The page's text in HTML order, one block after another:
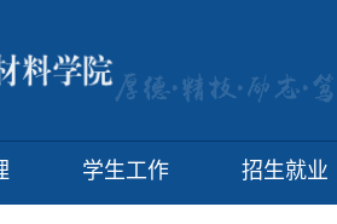
学生工作 招生就业